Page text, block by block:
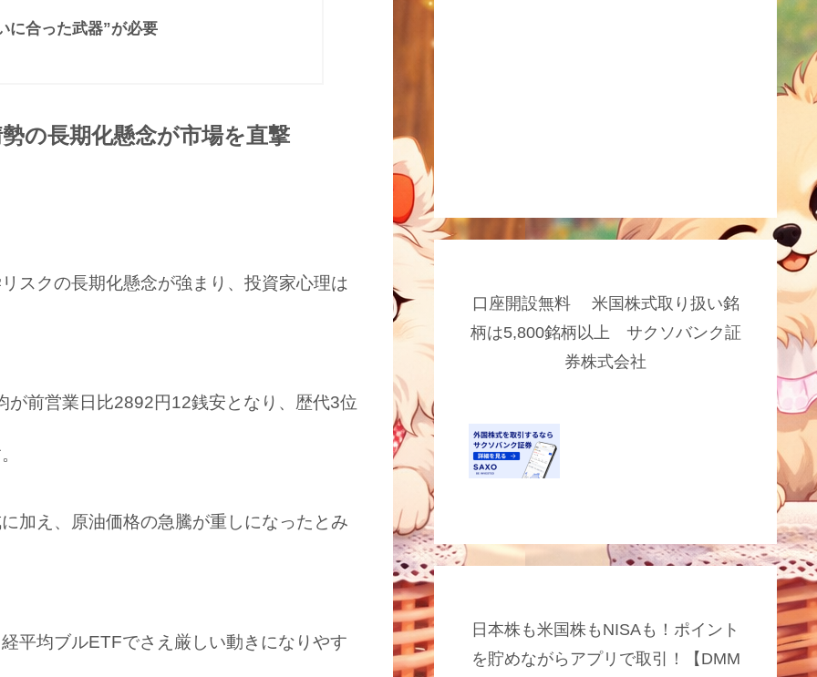
に合った武器”が必要
の長期化懸念が市場を直撃
スクの長期化懸念が強まり、投資家心理は
前営業日比2892円12銭安となり、歴代3位
加え、原油価格の急騰が重しになったとみ
平均ブルETFでさえ厳しい動きになりやす
口座開設無料 米国株式取り扱い銘
柄は5,800銘柄以上 サクソバンク証
券株式会社
日本株も米国株もNISAも！ポイント
を貯めながらアプリで取引！【DMM